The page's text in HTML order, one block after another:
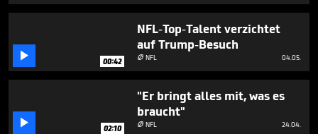
 00:42
NFL-Top-Talent verzichtet
auf Trump-Besuch
 NFL 04.05.
 02:10
"Er bringt alles mit, was es
braucht"
 NFL 24.04.